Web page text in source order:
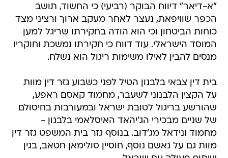
"א-דיאר" דיווח הבוקר (רביעי) כי החשוד, תושב
הכפר שוויפאת, נעצר לאחר מעקב ארוך ורציני מצד
כוחות הביטחון וכי הוא הודה בחקירתו שריגל למען
המוסד הישראלי. עוד דווח כי חקירתו נמשכת וחוקריו
מנסים להבין לאילו משימות ריגול הוא נשלח.
בית דין צבאי בלבנון הטיל לפני כשבוע גזר דין מוות
על הקצין הלבנוני לשעבר, מחמוד קאסם ראפע,
שהורשע בריגול לטובת ישראל ובמעורבות בחיסולם
של שניים מבכירי הג'יהאד האיסלאמי בלבנון -
מחמוד ונידאל מג'דוב. בנוסף גזר בית המשפט גזר דין
מוות גם על נאשם נוסף, חוסיין סולימאן חטאב, בגין